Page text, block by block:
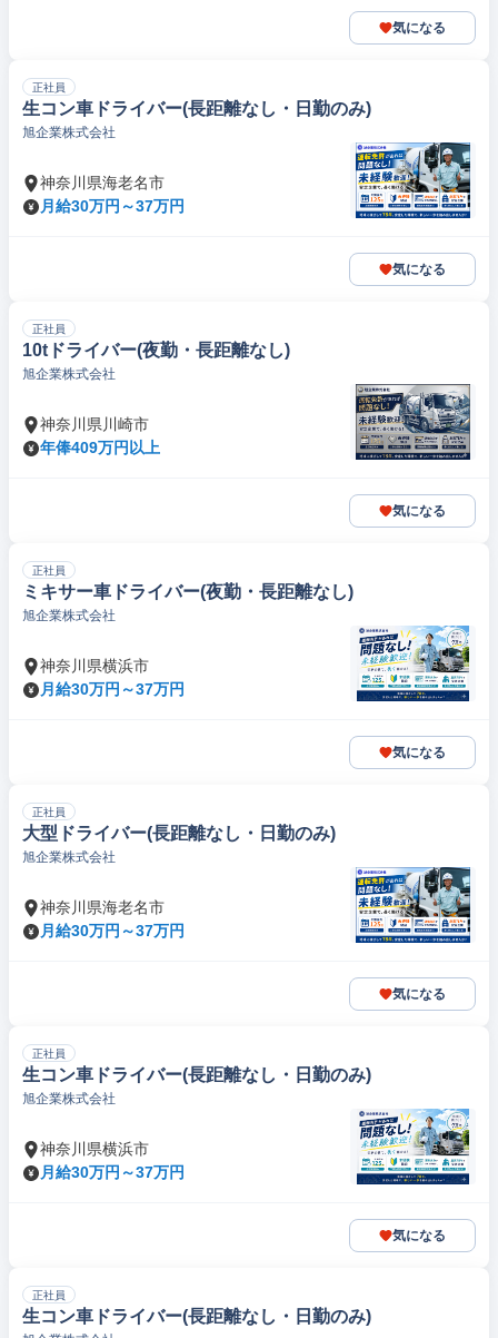
気になる
正社員
生コン車ドライバー(長距離なし・日勤のみ)
旭企業株式会社
神奈川県海老名市
月給30万円～37万円
気になる
正社員
10tドライバー(夜勤・長距離なし)
旭企業株式会社
神奈川県川崎市
年俸409万円以上
気になる
正社員
ミキサー車ドライバー(夜勤・長距離なし)
旭企業株式会社
神奈川県横浜市
月給30万円～37万円
気になる
正社員
大型ドライバー(長距離なし・日勤のみ)
旭企業株式会社
神奈川県海老名市
月給30万円～37万円
気になる
正社員
生コン車ドライバー(長距離なし・日勤のみ)
旭企業株式会社
神奈川県横浜市
月給30万円～37万円
気になる
正社員
生コン車ドライバー(長距離なし・日勤のみ)